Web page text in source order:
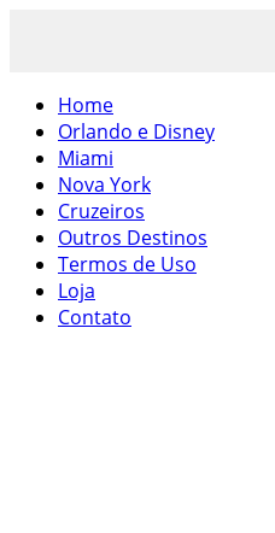
Home
Orlando e Disney
Miami
Nova York
Cruzeiros
Outros Destinos
Termos de Uso
Loja
Contato